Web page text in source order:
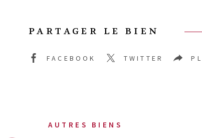
PARTAGER LE BIEN
FACEBOOK TWITTER
AUTRES BIENS